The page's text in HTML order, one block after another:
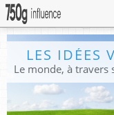
LES IDÉES